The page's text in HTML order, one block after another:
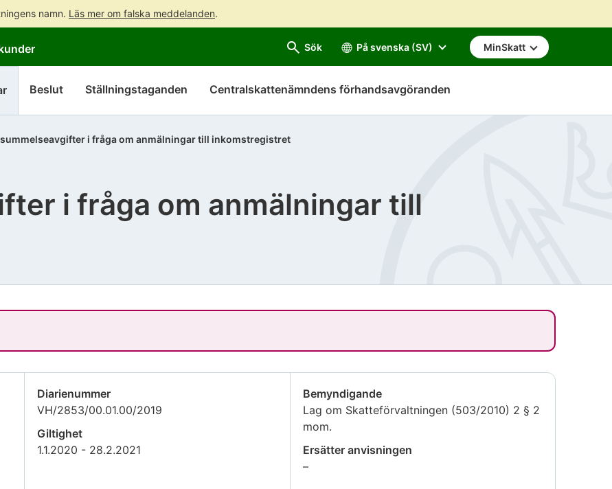
namn. Läs mer om falska meddelanden.
till
innehållet
hela
webbplatsens
Sök På svenska (SV) MinSkatt
Beslut Ställningstaganden Centralskattenämndens förhandsavgöranden
i fråga om anmälningar till inkomstregistret
i fråga om anmälningar till
Diarienummer
VH/2853/00.01.00/2019
Giltighet
1.1.2020 - 28.2.2021
Bemyndigande
Lag om Skatteförvaltningen (503/2010) 2 § 2
mom.
Ersätter anvisningen
–Uppgiften